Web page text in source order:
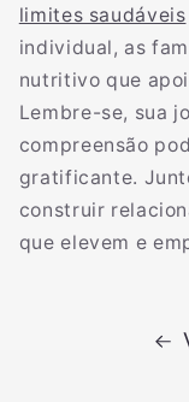
limites saudáveis
individual, as
nutritivo que
Lembre-se, sua
compreensão
gratificante.
construir
que elevem e